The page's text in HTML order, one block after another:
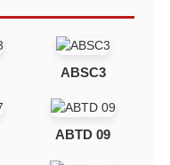
ABSC3
ABTD 09